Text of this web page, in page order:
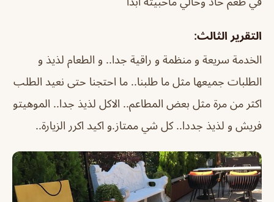
التقرير الثالث:
الخدمة سريعة و منظمة و راقية جدا.. و الطعام لذيذ و
الطلبات جميعها مثل ما طلبنا.. ما احتجنا حتى نعيد الطلب
اكثر من مرة مثل بعض المطاعم.. الاكل لذيذ جدا.. الموهيتو
فريش و لذيذ جددا.. كل شي ممتاز.و اكيد اكرر الزيارة..